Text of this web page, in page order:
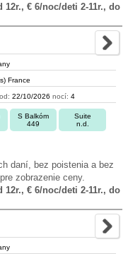
€ 6/noc/deti 2-11r., do
France
22/10/2026 nocí: 4
S Balkóm
449
Suite
n.d.
daní, bez poistenia a bez
zobrazenie ceny.
€ 6/noc/deti 2-11r., do